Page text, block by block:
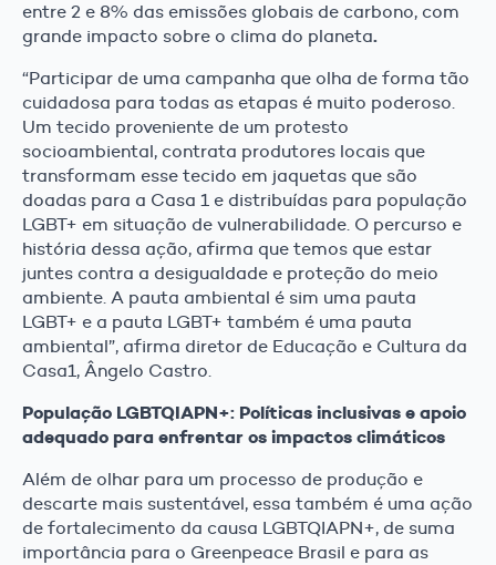
entre 2 e 8% das emissões globais de carbono, com
grande impacto sobre o clima do planeta.
“Participar de uma campanha que olha de forma tão
cuidadosa para todas as etapas é muito poderoso.
Um tecido proveniente de um protesto
socioambiental, contrata produtores locais que
transformam esse tecido em jaquetas que são
doadas para a Casa 1 e distribuídas para população
LGBT+ em situação de vulnerabilidade. O percurso e
história dessa ação, afirma que temos que estar
juntes contra a desigualdade e proteção do meio
ambiente. A pauta ambiental é sim uma pauta
LGBT+ e a pauta LGBT+ também é uma pauta
ambiental”, afirma diretor de Educação e Cultura da
Casa1, Ângelo Castro.
População LGBTQIAPN+: Políticas inclusivas e apoio
adequado para enfrentar os impactos climáticos
Além de olhar para um processo de produção e
descarte mais sustentável, essa também é uma ação
de fortalecimento da causa LGBTQIAPN+, de suma
importância para o Greenpeace Brasil e para as